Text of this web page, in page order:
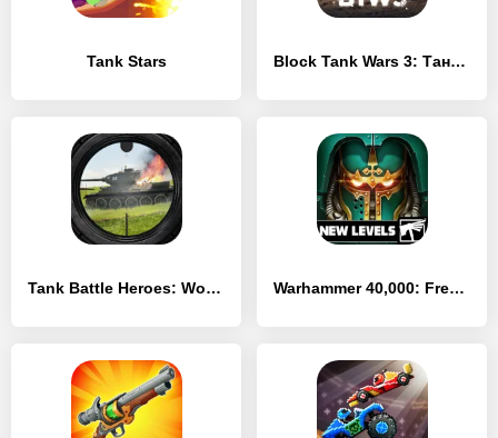
Tank Stars Block Tank Wars 3: Танк Шутер
Tank Battle Heroes: World War Warhammer 40,000: Freeblade